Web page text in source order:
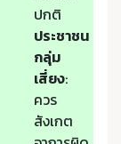
ปกติ
ประชาชน
กลุ่ม
เสี่ยง:
ควร
สังเกต